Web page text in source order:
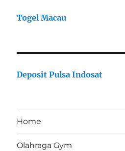
Togel Macau
Deposit Pulsa Indosat
Home
Olahraga Gym